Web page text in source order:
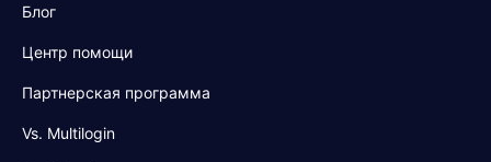
Блог
Центр помощи
Партнерская программа
Vs. Multilogin